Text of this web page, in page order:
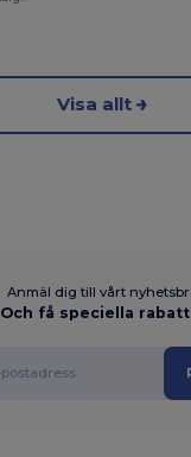
Visa allt
Anmäl dig till vårt
Och få speciella